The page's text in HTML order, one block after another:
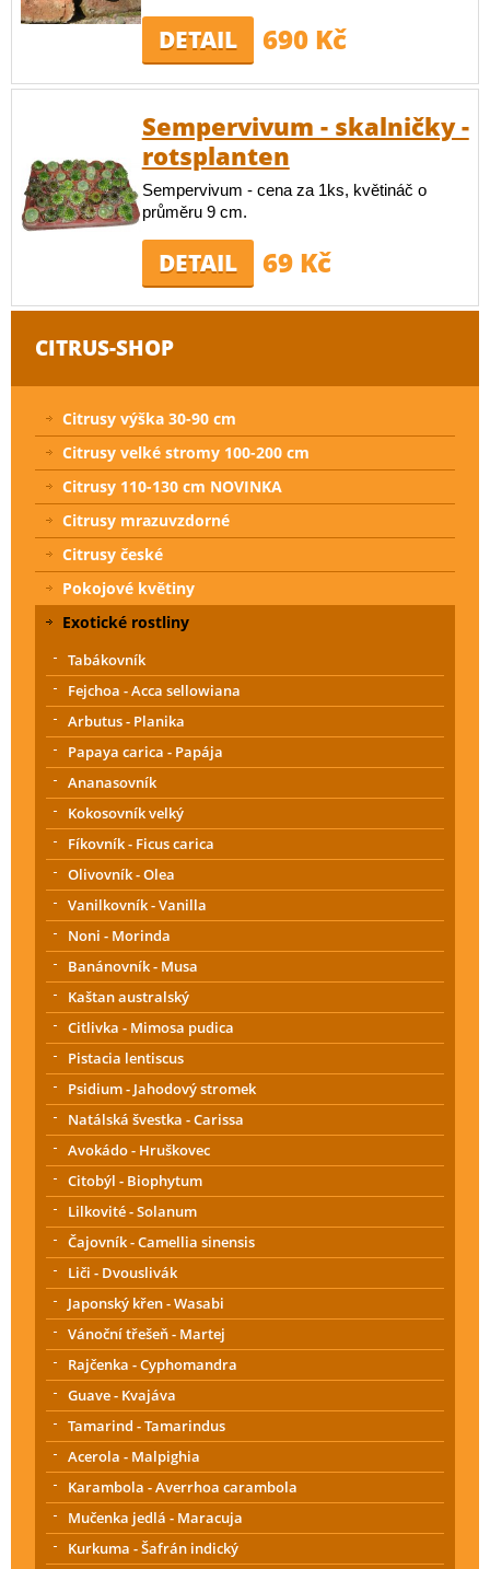
DETAIL 690 Kč
Sempervivum - skalničky -
rotsplanten
Sempervivum - cena za 1ks, květináč o
průměru 9 cm.
DETAIL 69 Kč
CITRUS-SHOP
Citrusy výška 30-90 cm
Citrusy velké stromy 100-200 cm
Citrusy 110-130 cm NOVINKA
Citrusy mrazuvzdorné
Citrusy české
Pokojové květiny
Exotické rostliny
Tabákovník
Fejchoa - Acca sellowiana
Arbutus - Planika
Papaya carica - Papája
Ananasovník
Kokosovník velký
Fíkovník - Ficus carica
Olivovník - Olea
Vanilkovník - Vanilla
Noni - Morinda
Banánovník - Musa
Kaštan australský
Citlivka - Mimosa pudica
Pistacia lentiscus
Psidium - Jahodový stromek
Natálská švestka - Carissa
Avokádo - Hruškovec
Citobýl - Biophytum
Lilkovité - Solanum
Čajovník - Camellia sinensis
Liči - Dvouslivák
Japonský křen - Wasabi
Vánoční třešeň - Martej
Rajčenka - Cyphomandra
Guave - Kvajáva
Tamarind - Tamarindus
Acerola - Malpighia
Karambola - Averrhoa carambola
Mučenka jedlá - Maracuja
Kurkuma - Šafrán indický